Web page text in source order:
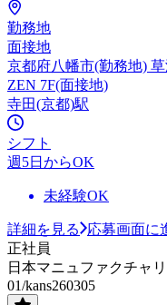
勤務地
面接地
京都府八幡市(勤務地)
ZEN 7F(面接地)
寺田(京都)駅
シフト
週5日からOK
未経験OK
詳細を見る
応募画面に
正社員
日本マニュファクチャ
01/kans260305